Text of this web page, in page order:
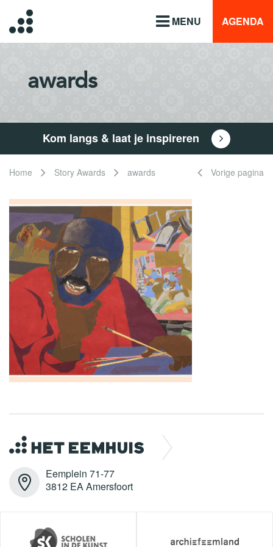
MENU AGENDA
awards
Kom langs & laat je inspireren
Home Story Awards awards Vorige pagina
Eemplein 71-77
3812 EA Amersfoort